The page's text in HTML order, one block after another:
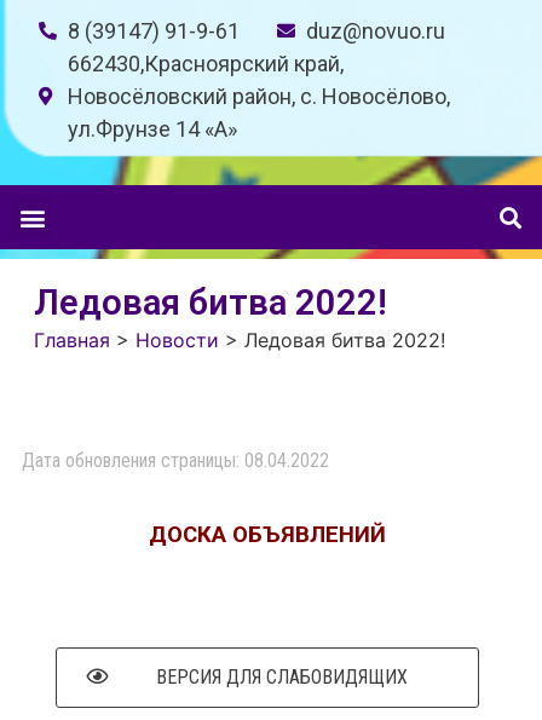
8 (39147) 91-9-61
duz@novuo.ru
662430,Красноярский край,
Новосёловский район, с. Новосёлово,
ул.Фрунзе 14 «A»
Ледовая битва 2022!
Главная > Новости > Ледовая битва 2022!
Дата обновления страницы: 08.04.2022
ДОСКА ОБЪЯВЛЕНИЙ
ВЕРСИЯ ДЛЯ СЛАБОВИДЯЩИХ